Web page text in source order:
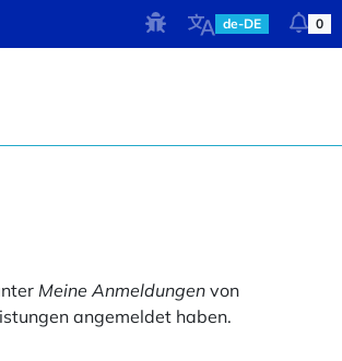
Meine Anmeldungen von
angemeldet haben.
de-DE 0